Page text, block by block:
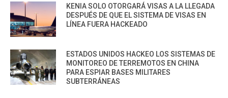
KENIA SOLO OTORGARÁ VISAS A LA LLEGADA
DESPUÉS DE QUE EL SISTEMA DE VISAS EN
LÍNEA FUERA HACKEADO
ESTADOS UNIDOS HACKEO LOS SISTEMAS DE
MONITOREO DE TERREMOTOS EN CHINA
PARA ESPIAR BASES MILITARES
SUBTERRÁNEAS